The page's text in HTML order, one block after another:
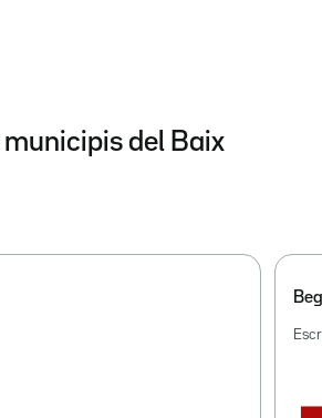
municipis del Baix